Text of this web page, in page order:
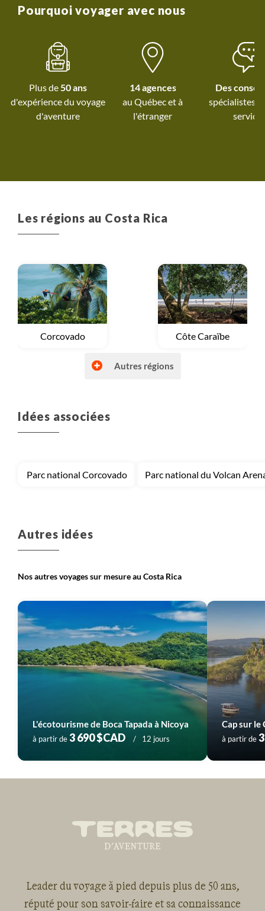
Pourquoi voyager avec nous
Plus de50 ans
d'expérience du voyage
d'aventure
14 agences
au Québec età
l'étranger
Des
spécialistes
service
Les régions au Costa Rica
Voyage
Corcovado Voyage
Côte Caraïbe
Voyage
Côte Pacifique
Autres régions
Idées associées
Parc national Corcovado Parc national du Volcan
Autres idées
Nos autres voyages sur mesure au Costa Rica
L'écotourisme de Boca Tapada à Nicoya
à partir de3 690 $CAD 12 jours à partir de
Leader du voyage à pied depuis plus de 50 ans,
réputé pour son savoir-faire et sa connaissance